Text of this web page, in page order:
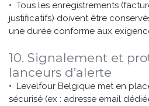
• Tous les enregistrements
justificatifs) doivent être
une durée conforme aux
10. Signalement et
lanceurs d’alerte
• Levelfour Belgique met en
sécurisé (ex : adresse email